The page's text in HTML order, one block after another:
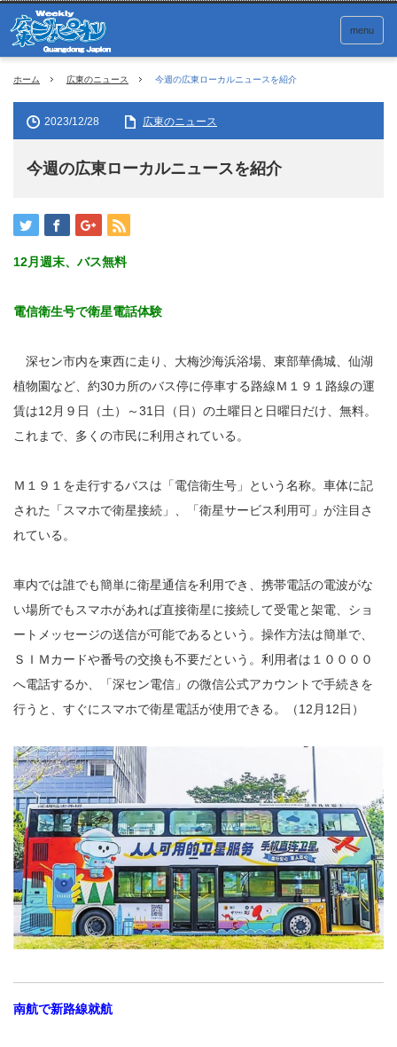
menu
ホーム 広東のニュース 今週の広東ローカルニュースを紹介
2023/12/28 広東のニュース
今週の広東ローカルニュースを紹介
12月週末、バス無料
電信衛生号で衛星電話体験
深セン市内を東西に走り、大梅沙海浜浴場、東部華僑城、仙湖
植物園など、約30カ所のバス停に停車する路線Ｍ１９１路線の運
賃は12月９日（土）～31日（日）の土曜日と日曜日だけ、無料。
これまで、多くの市民に利用されている。
Ｍ１９１を走行するバスは「電信衛生号」という名称。車体に記
された「スマホで衛星接続」、「衛星サービス利用可」が注目さ
れている。
車内では誰でも簡単に衛星通信を利用でき、携帯電話の電波がな
い場所でもスマホがあれば直接衛星に接続して受電と架電、ショ
ートメッセージの送信が可能であるという。操作方法は簡単で、
ＳＩＭカードや番号の交換も不要だという。利用者は１００００
へ電話するか、「深セン電信」の微信公式アカウントで手続きを
行うと、すぐにスマホで衛星電話が使用できる。（12月12日）
南航で新路線就航